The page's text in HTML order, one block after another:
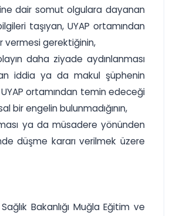
dair somut olgulara dayanan
taşıyan, UYAP ortamından
vermesi gerektiğinin,
daha ziyade aydınlanması
iddia ya da makul şüphenin
ortamından temin edeceği
bir engelin bulunmadığının,
ya da müsadere yönünden
düşme kararı verilmek üzere
Bakanlığı Muğla Eğitim ve